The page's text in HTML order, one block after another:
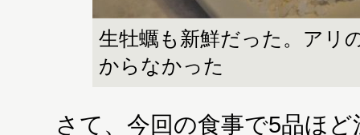
生牡蠣も新鮮だった。アリ
からなかった
さて、今回の食事で5品ほど